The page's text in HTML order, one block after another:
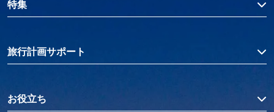
特集
旅行計画サポート
お役立ち